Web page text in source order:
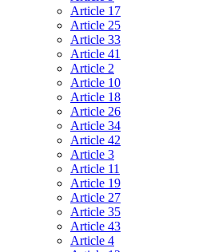
Article 17
Article 25
Article 33
Article 41
Article 2
Article 10
Article 18
Article 26
Article 34
Article 42
Article 3
Article 11
Article 19
Article 27
Article 35
Article 43
Article 4